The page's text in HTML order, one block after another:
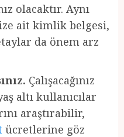
olacaktır. Aynı
ait kimlik belgesi,
da önem arz
Çalışacağınız
altı kullanıcılar
araştırabilir,
ücretlerine göz